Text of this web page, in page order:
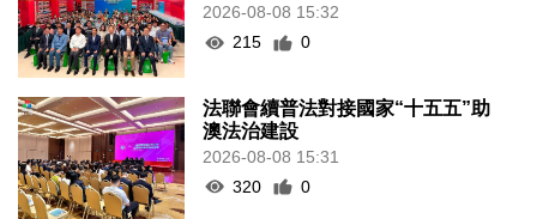
2026-08-08 15:32
215
0
法聯會續普法對接國家“十五五”助
澳法治建設
2026-08-08 15:31
320
0